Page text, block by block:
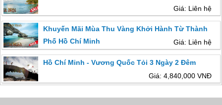
Giá: Liên hệ
Khuyến Mãi Mùa Thu Vàng Khởi Hành Từ Thành
Phố Hồ Chí Minh
Giá: Liên hệ
Hồ Chí Minh - Vương Quốc Tỏi 3 Ngày 2 Đêm
Giá: 4,840,000 VNĐ